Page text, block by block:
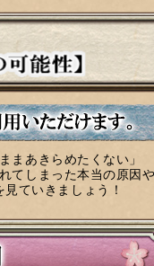
まあきらめたくない」
てしまった本当の原因
ていきましょう！